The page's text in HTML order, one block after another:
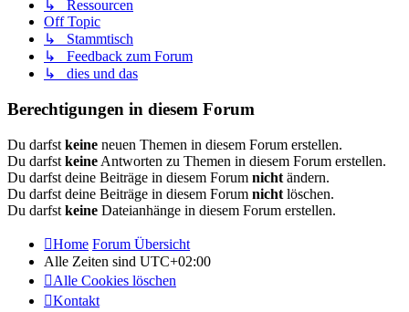
↳ Ressourcen
Off Topic
↳ Stammtisch
↳ Feedback zum Forum
↳ dies und das
Berechtigungen in diesem Forum
Du darfst keine neuen Themen in diesem Forum erstellen.
Du darfst keine Antworten zu Themen in diesem Forum erstellen.
Du darfst deine Beiträge in diesem Forum nicht ändern.
Du darfst deine Beiträge in diesem Forum nicht löschen.
Du darfst keine Dateianhänge in diesem Forum erstellen.
Home Forum Übersicht
Alle Zeiten sind UTC+02:00
Alle Cookies löschen
Kontakt